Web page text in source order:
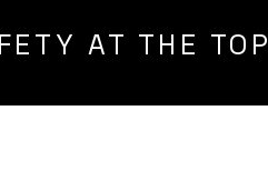
AT THE TOP